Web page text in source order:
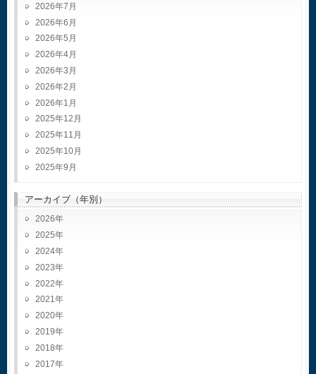
2026年7月
2026年6月
2026年5月
2026年4月
2026年3月
2026年2月
2026年1月
2025年12月
2025年11月
2025年10月
2025年9月
アーカイブ（年別）
2026
2025
2024
2023
2022
2021
2020
2019
2018
2017